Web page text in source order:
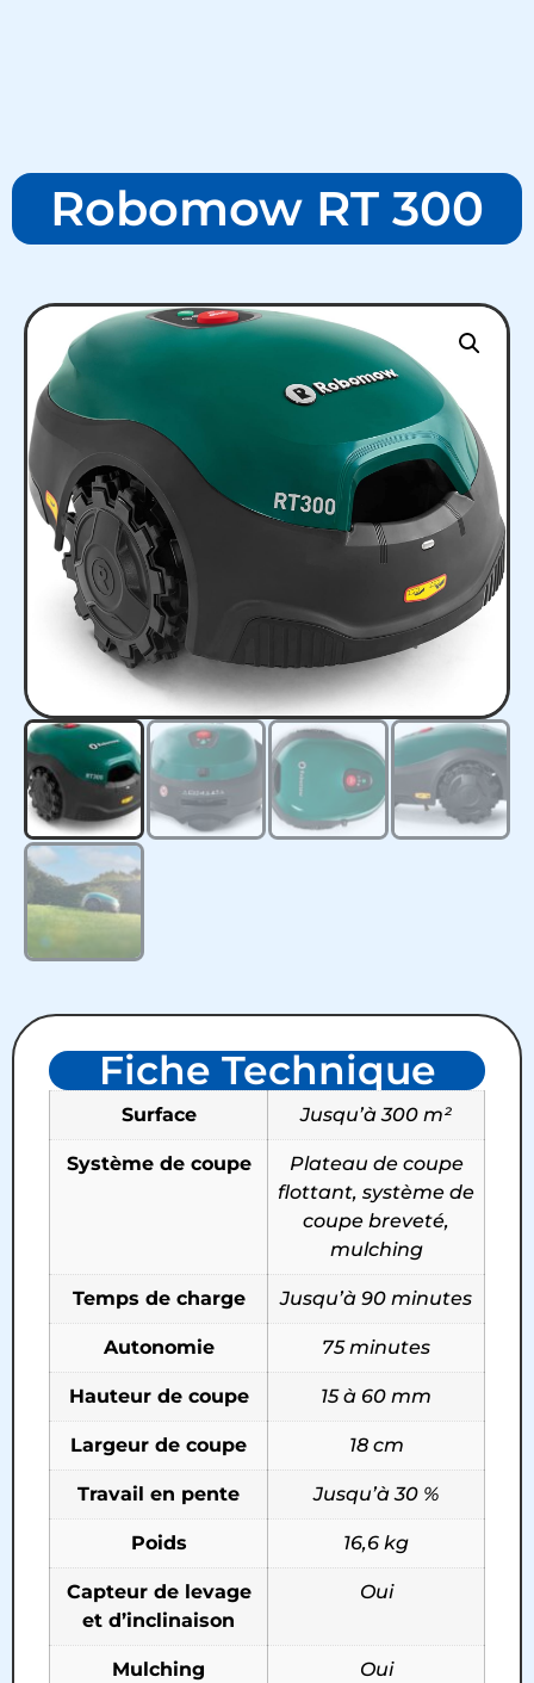
Robomow RT 300
Fiche Technique
Surface Jusqu’à 300 m²
Système de coupe
Plateau de coupe
flottant, système de
coupe breveté,
mulching
Temps de charge Jusqu’à 90 minutes
Autonomie 75 minutes
Hauteur de coupe 15 à 60 mm
Largeur de coupe 18 cm
Travail en pente Jusqu’à 30 %
Poids 16,6 kg
Capteur de levage
et d’inclinaison
Oui
Mulching Oui